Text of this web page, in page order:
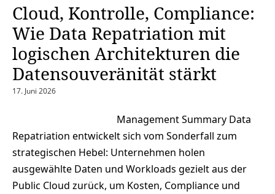
Cloud, Kontrolle, Compliance:
Wie Data Repatriation mit
logischen Architekturen die
Datensouveränität stärkt
17. Juni 2026
Management Summary Data
Repatriation entwickelt sich vom Sonderfall zum
strategischen Hebel: Unternehmen holen
ausgewählte Daten und Workloads gezielt aus der
Public Cloud zurück, um Kosten, Compliance und